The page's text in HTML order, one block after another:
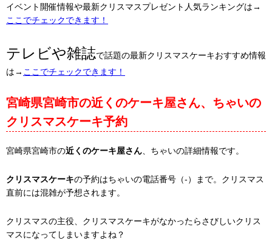
イベント開催情報や最新クリスマスプレゼント人気ランキングは→
ここでチェックできます！
テレビや雑誌で話題の最新クリスマスケーキおすすめ情報
は→ ここでチェックできます！
宮崎県宮崎市の近くのケーキ屋さん、ちゃいの
クリスマスケーキ予約
宮崎県宮崎市の近くのケーキ屋さん 、ちゃいの詳細情報です。
クリスマスケーキの予約はちゃいの電話番号（-）まで。クリスマス
直前には混雑が予想されます。
クリスマスの主役、クリスマスケーキがなかったらさびしいクリス
マスになってしまいますよね？